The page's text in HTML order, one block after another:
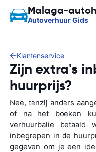
Malaga-
Autoverhuur Gids
Klantenservice
Zijn extra's
huurprijs?
Nee, tenzij anders
of na het boeken
verhuurbalie betaald
inbegrepen in de
gegeven om je een